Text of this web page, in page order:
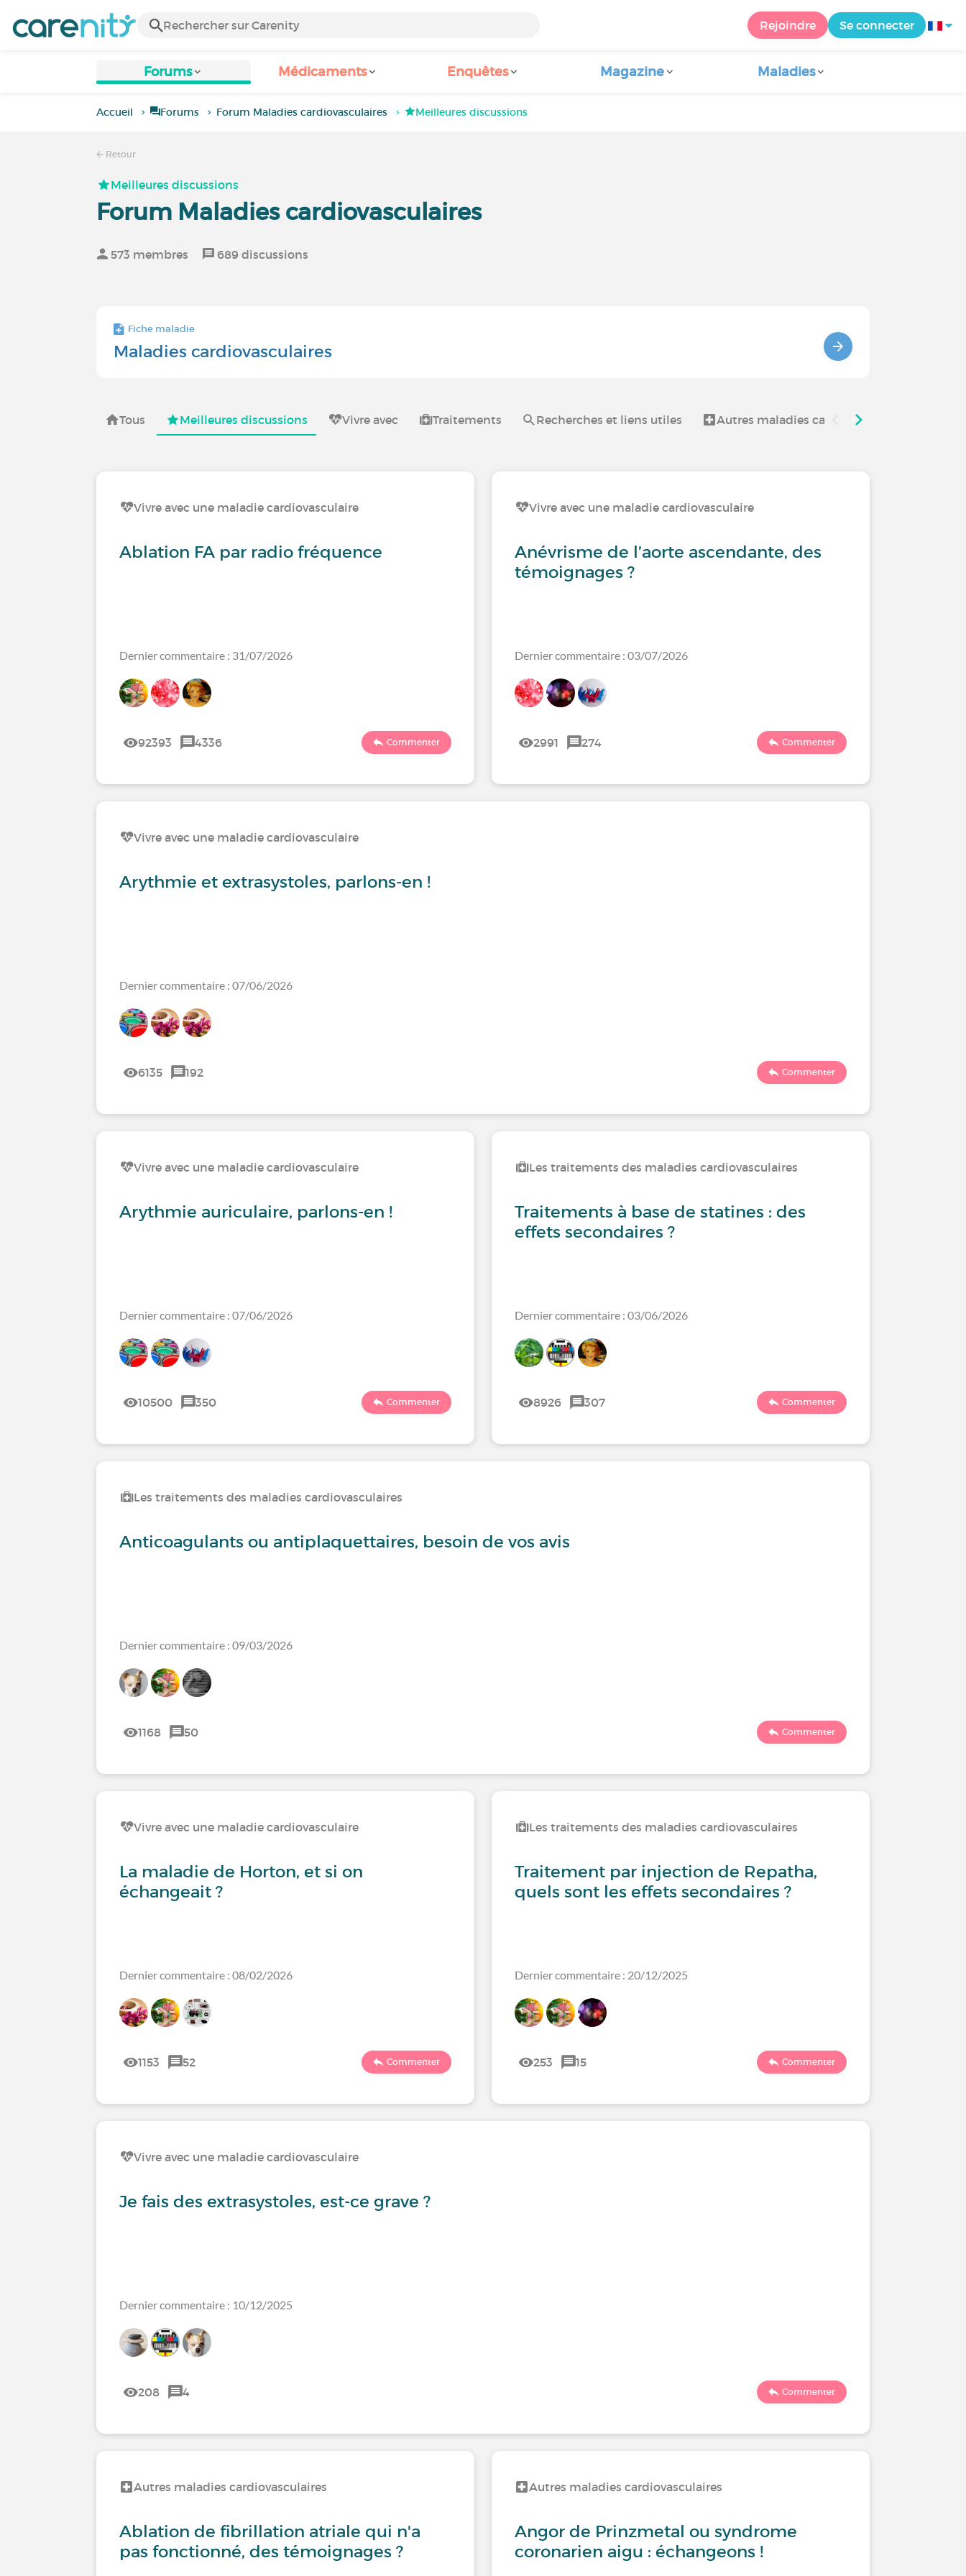
Rejoindre Se connecter
Forums Médicaments Enquêtes Magazine Maladies
Accueil Forums Forum Maladies cardiovasculaires Meilleures discussions
Retour
Meilleures discussions
Forum Maladies cardiovasculaires
573 membres 689 discussions
Fiche maladie
Maladies cardiovasculaires
Tous Meilleures discussions Vivre avec Traitements Recherches et liens utiles Autres maladies cardiovasculaires
Vivre avec une maladie cardiovasculaire
Ablation FA par radio fréquence
Dernier commentaire : 31/07/2026
92393 4336 Commenter
Vivre avec une maladie cardiovasculaire
Anévrisme de l’aorte ascendante, des
témoignages ?
Dernier commentaire : 03/07/2026
2991 274 Commenter
Vivre avec une maladie cardiovasculaire
Arythmie et extrasystoles, parlons-en !
Dernier commentaire : 07/06/2026
6135 192 Commenter
Vivre avec une maladie cardiovasculaire
Arythmie auriculaire, parlons-en !
Dernier commentaire : 07/06/2026
10500 350 Commenter
Les traitements des maladies cardiovasculaires
Traitements à base de statines : des
effets secondaires ?
Dernier commentaire : 03/06/2026
8926 307 Commenter
Les traitements des maladies cardiovasculaires
Anticoagulants ou antiplaquettaires, besoin de vos avis
Dernier commentaire : 09/03/2026
1168 50 Commenter
Vivre avec une maladie cardiovasculaire
La maladie de Horton, et si on
échangeait ?
Dernier commentaire : 08/02/2026
1153 52 Commenter
Les traitements des maladies cardiovasculaires
Traitement par injection de Repatha,
quels sont les effets secondaires ?
Dernier commentaire : 20/12/2025
253 15 Commenter
Vivre avec une maladie cardiovasculaire
Je fais des extrasystoles, est-ce grave ?
Dernier commentaire : 10/12/2025
208 4 Commenter
Autres maladies cardiovasculaires
Ablation de fibrillation atriale qui n'a
pas fonctionné, des témoignages ?
Autres maladies cardiovasculaires
Angor de Prinzmetal ou syndrome
coronarien aigu : échangeons !